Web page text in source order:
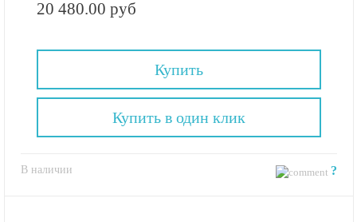
20 480.00 руб
Купить
В наличии ?
Купить в один клик